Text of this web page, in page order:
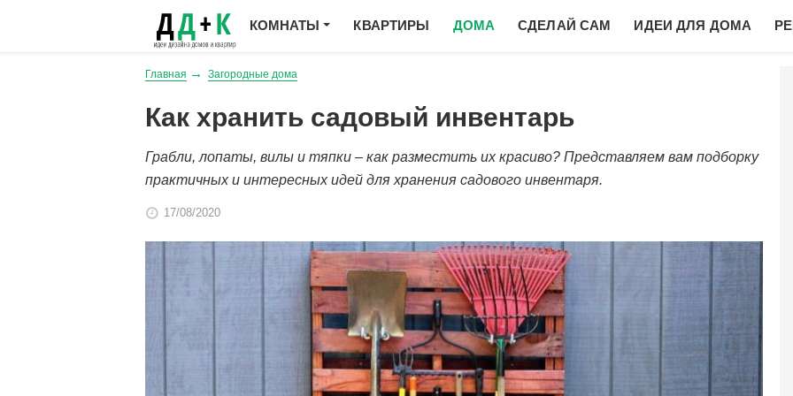
КОМНАТЫ КВАРТИРЫ ДОМА СДЕЛАЙ САМ ИДЕИ ДЛЯ ДОМА
Главная Загородные дома
Как хранить садовый инвентарь
Грабли, лопаты, вилы и тяпки – как разместить их красиво? Представляем вам подборку
практичных и интересных идей для хранения садового инвентаря.
17/08/2020